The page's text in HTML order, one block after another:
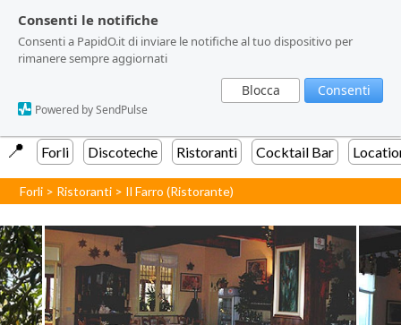
Consenti le notifiche
Consenti a PapidO.it di inviare le notifiche al tuo dispositivo per
rimanere sempre aggiornati
Blocca Consenti
Powered by SendPulse
Consenti le notifiche
Consenti a PapidO.it di inviare le notifiche al tuo dispositivo per
rimanere sempre aggiornati
Blocca Consenti
Powered by SendPulse
📍️ Forli Discoteche Ristoranti Cocktail Bar
Forli > Ristoranti > Il Farro (Ristorante)